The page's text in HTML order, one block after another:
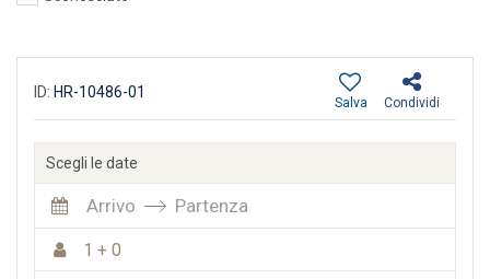
ID: HR-10486-01
Condividi
Salva
Scegli le date
Arrivo Partenza
1 + 0